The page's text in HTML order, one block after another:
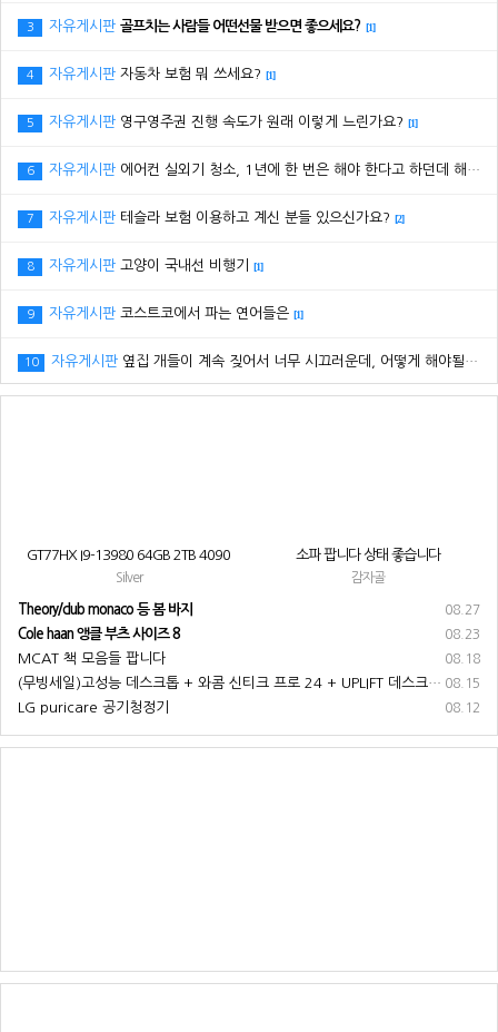
3 자유게시판 골프치는 사람들 어떤선물 받으면 좋으세요? [1]
4 자유게시판 자동차 보험 뭐 쓰세요? [1]
5 자유게시판 영구영주권 진행 속도가 원래 이렇게 느린가요? [1]
6 자유게시판 에어컨 실외기 청소, 1년에 한 번은 해야 한다고 하던데 해보신 분 있으세요?
7 자유게시판 테슬라 보험 이용하고 계신 분들 있으신가요? [2]
8 자유게시판 고양이 국내선 비행기 [1]
9 자유게시판 코스트코에서 파는 연어들은 [1]
10 자유게시판 옆집 개들이 계속 짖어서 너무 시끄러운데, 어떻게 해야될까요? ㅠㅠ
GT77HX I9-13980 64GB 2TB 4090
Silver
소파 팝니다 상태 좋습니다
감자골
08.27
Theory/club monaco 등 봄 바지
08.23
Cole haan 앵클 부츠 사이즈 8
08.18
MCAT 책 모음들 팝니다
08.15
(무빙세일)고성능 데스크톱 + 와콤 신티크 프로 24 + UPLIFT 데스크 + 기타 부속품 전부 팝니다
08.12
LG puricare 공기청정기